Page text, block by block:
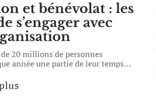
et bénévolat : les
s’engager avec
20 millions de personnes
année une partie de leur temps…